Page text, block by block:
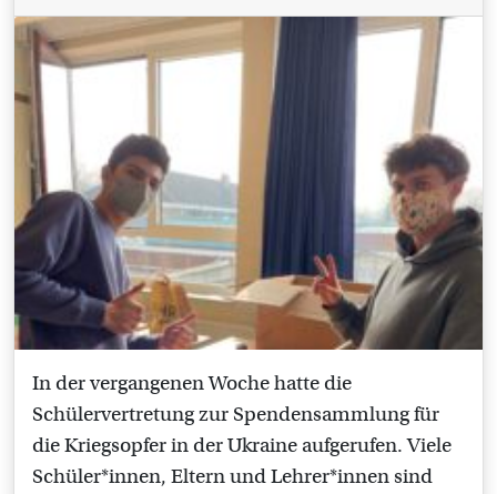
In der vergangenen Woche hatte die
Schülervertretung zur Spendensammlung für
die Kriegsopfer in der Ukraine aufgerufen. Viele
Schüler*innen, Eltern und Lehrer*innen sind